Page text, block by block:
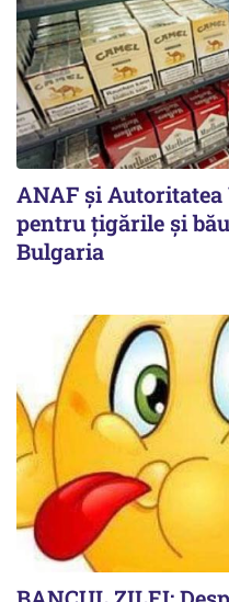
ANAF și
pentru țigările și
Bulgaria